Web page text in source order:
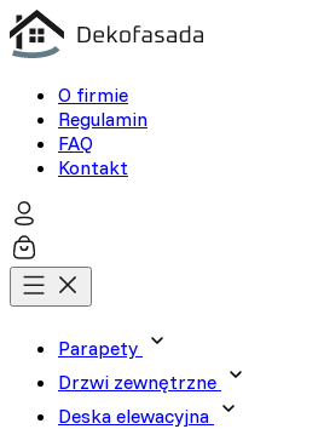
O firmie
Regulamin
FAQ
Kontakt
Parapety
Drzwi zewnętrzne
Deska elewacyjna